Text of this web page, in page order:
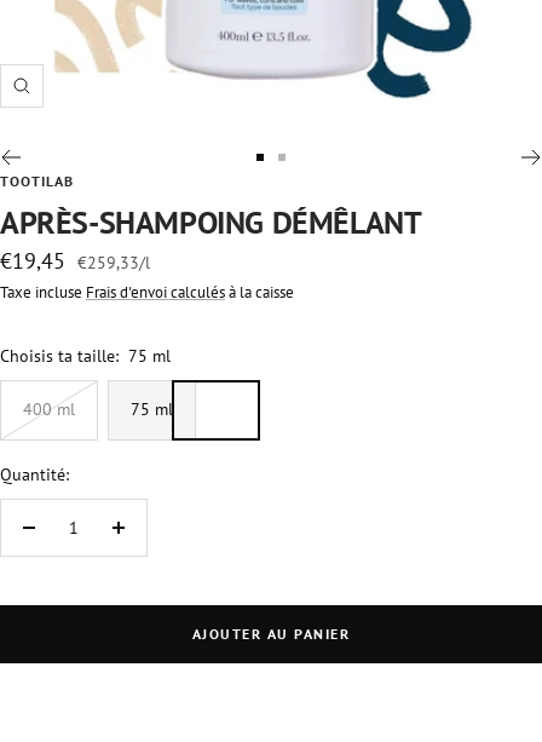
Zoom
slideslide
TOOTILAB
APRÈS-SHAMPOING DÉMÊLANT
Prix
de
€19,45 €259,33/l
Taxe incluse Frais d'envoi calculésà la caisse
Choisis ta taille: 75 ml
400 ml 75 ml
Quantité:
Réduire
Augmenter
AJOUTER AU PANIER